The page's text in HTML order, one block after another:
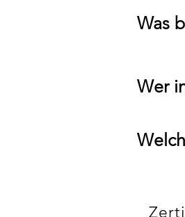
Was
Wer